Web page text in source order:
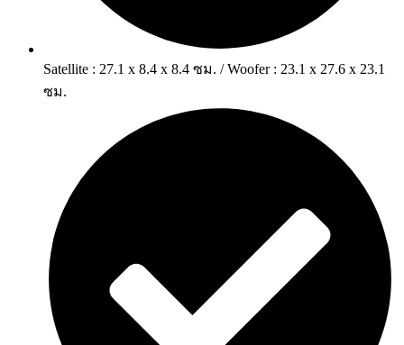
Satellite : 27.1 x 8.4 x 8.4 ซม. / Woofer : 23.1 x 27.6 x 23.1
ซม.